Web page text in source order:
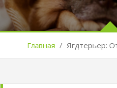
Главная / Ягдтерьер: